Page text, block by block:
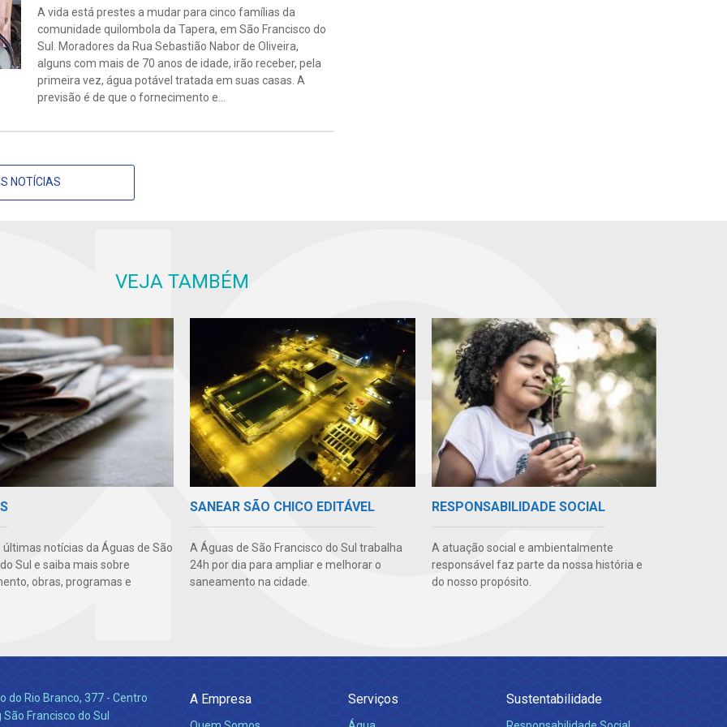
A vida está prestes a mudar para cinco famílias da
comunidade quilombola da Tapera, em São Francisco do
Sul. Moradores da Rua Sebastião Nabor de Oliveira,
alguns com mais de 70 anos de idade, irão receber, pela
primeira vez, água potável tratada em suas casas. A
previsão é de que o fornecimento e...
NOTÍCIAS
VEJA TAMBÉM
últimas notícias da Águas de São
Sul e saiba mais sobre
obras, programas e
SANEAR SÃO CHICO EDITÁVEL
A Águas de São Francisco do Sul trabalha
24h por dia para ampliar e melhorar o
saneamento na cidade.
RESPONSABILIDADE SOCIAL
A atuação social e ambientalmente
responsável faz parte da nossa história e
do nosso propósito.
do Rio Branco, 377 - Centro
Francisco do Sul
A Empresa Serviços Sustentabilidade